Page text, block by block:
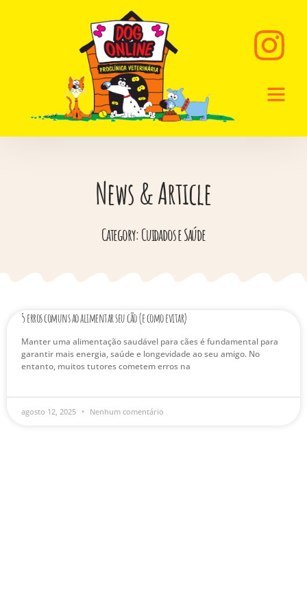
News & Article
Category: Cuidados e Saúde
5 erros comuns ao alimentar seu cão (e como evitar)
Manter uma alimentação saudável para cães é fundamental para
garantir mais energia, saúde e longevidade ao seu amigo. No
entanto, muitos tutores cometem erros na
agosto 12, 2025 Nenhum comentário